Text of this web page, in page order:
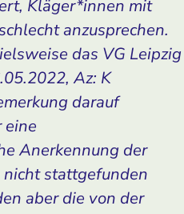
Kläger*innen mit
anzusprechen.
das VG Leipzig
Az: K
darauf
eine
Anerkennung der
stattgefunden
aber die von der